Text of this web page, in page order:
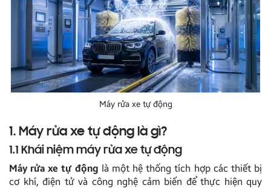
Máy rửa xe tự động
1. Máy rửa xe tự động là gì?
1.1 Khái niệm máy rửa xe tự động
Máy rửa xe tự động là một hệ thống tích hợp các thiết bị
cơ khí, điện tử và công nghệ cảm biến để thực hiện quy